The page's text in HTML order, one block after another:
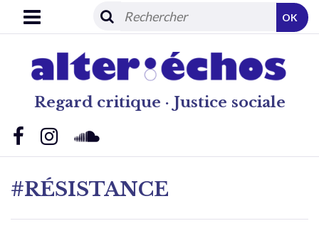
Regard critique · Justice sociale
OK
#RÉSISTANCE